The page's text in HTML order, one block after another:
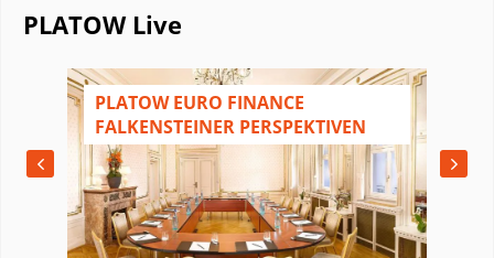
PLATOW Live
PLATOW EURO FINANCE
FALKENSTEINER PERSPEKTIVEN